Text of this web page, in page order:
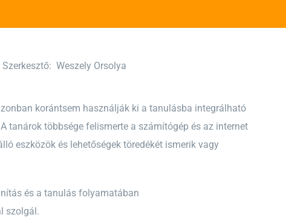
Weszely Orsolya
korántsem használják ki a tanulásba integrálható
tanárok többsége felismerte a számítógép és az internet
eszközök és lehetőségek töredékét ismerik vagy
és a tanulás folyamatában
szolgál.